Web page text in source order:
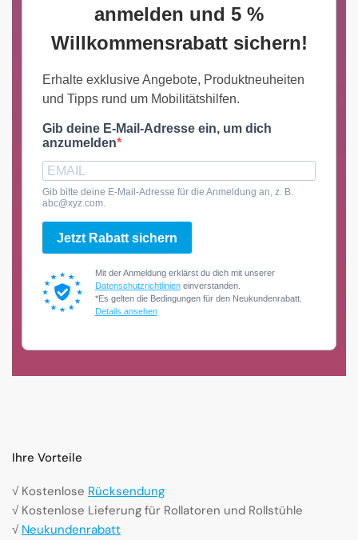
anmelden und 5 %
Willkommensrabatt sichern!
Erhalte exklusive Angebote, Produktneuheiten
und Tipps rund um Mobilitätshilfen.
Gib deine E-Mail-Adresse ein, um dich
anzumelden
Gib bitte deine E-Mail-Adresse für die Anmeldung an, z. B.
abc@xyz.com.
Jetzt Rabatt sichern
Mit der Anmeldung erklärst du dich mit unserer
Datenschutzrichtlinieneinverstanden.
*Es gelten die Bedingungen für den Neukundenrabatt.
Details ansehen
Ihre Vorteile
√ Kostenlose Rücksendung
√ Kostenlose Lieferung für Rollatoren und Rollstühle
√ Neukundenrabatt